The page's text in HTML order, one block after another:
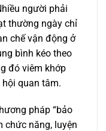
người phải
thường ngày chỉ
chế vận động ở
bình kéo theo
đó viêm khớp
quan tâm.
pháp “bảo
chức năng, luyện